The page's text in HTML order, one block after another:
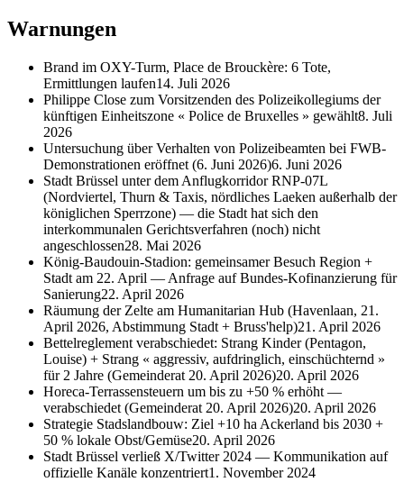
Warnungen
Brand im OXY-Turm, Place de Brouckère: 6 Tote,
Ermittlungen laufen14. Juli 2026
Philippe Close zum Vorsitzenden des Polizeikollegiums der
künftigen Einheitszone « Police de Bruxelles » gewählt8. Juli
2026
Untersuchung über Verhalten von Polizeibeamten bei FWB-
Demonstrationen eröffnet (6. Juni 2026)6. Juni 2026
Stadt Brüssel unter dem Anflugkorridor RNP-07L
(Nordviertel, Thurn & Taxis, nördliches Laeken außerhalb der
königlichen Sperrzone) — die Stadt hat sich den
interkommunalen Gerichtsverfahren (noch) nicht
angeschlossen28. Mai 2026
König-Baudouin-Stadion: gemeinsamer Besuch Region +
Stadt am 22. April — Anfrage auf Bundes-Kofinanzierung für
Sanierung22. April 2026
Räumung der Zelte am Humanitarian Hub (Havenlaan, 21.
April 2026, Abstimmung Stadt + Bruss'help)21. April 2026
Bettelreglement verabschiedet: Strang Kinder (Pentagon,
Louise) + Strang « aggressiv, aufdringlich, einschüchternd »
für 2 Jahre (Gemeinderat 20. April 2026)20. April 2026
Horeca-Terrassensteuern um bis zu +50 % erhöht —
verabschiedet (Gemeinderat 20. April 2026)20. April 2026
Strategie Stadslandbouw: Ziel +10 ha Ackerland bis 2030 +
50 % lokale Obst/Gemüse20. April 2026
Stadt Brüssel verließ X/Twitter 2024 — Kommunikation auf
offizielle Kanäle konzentriert1. November 2024